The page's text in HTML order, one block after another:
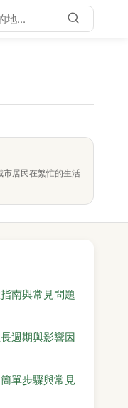
市居民在繁忙的生活
南與常見問題
週期與影響因
單步驟與常見